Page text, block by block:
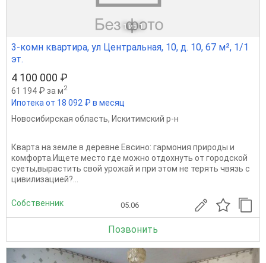
1 из 1
3-комн квартира, ул Центральная, 10, д. 10, 67 м², 1/1
эт.
4 100 000 ₽
61 194 ₽ за м2
Ипотека от 18 092 ₽ в месяц
Новосибирская область, Искитимский р-н
Кварта на земле в деревне Евсино: гармония природы и
комфорта.Ищете место где можно отдохнуть от городской
суеты,вырастить свой урожай и при этом не терять чвязь с
цивилизацией?...
Собственник 05.06
Позвонить